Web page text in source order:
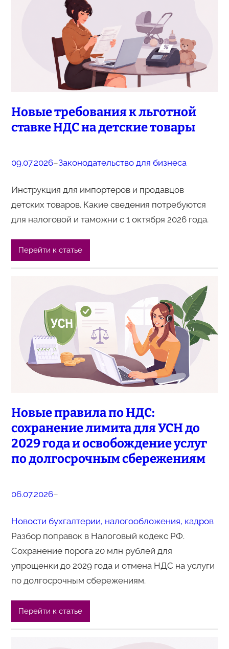
Новые требования к льготной
ставке НДС на детские товары
09.07.2026–Законодательство для бизнеса
Инструкция для импортеров и продавцов
детских товаров. Какие сведения потребуются
для налоговой и таможни с 1 октября 2026 года.
Перейти к статье
Новые правила по НДС:
сохранение лимита для УСН до
2029 года и освобождение услуг
по долгосрочным сбережениям
06.07.2026–
Новости бухгалтерии, налогообложения, кадров
Разбор поправок в Налоговый кодекс РФ.
Сохранение порога 20 млн рублей для
упрощенки до 2029 года и отмена НДС на услуги
по долгосрочным сбережениям.
Перейти к статье